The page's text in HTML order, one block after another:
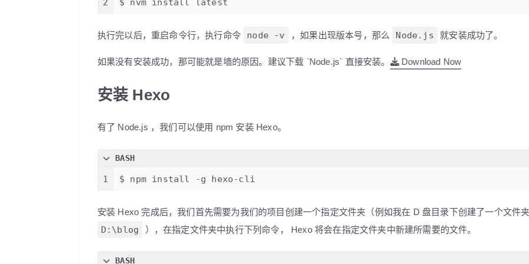
2
$ nvm install latest
执行完以后，重启命令行，执行命令 node -v ，如果出现版本号，那么 Node.js 就安装成功了。
如果没有安装成功，那可能就是墙的原因。建议下载 `Node.js` 直接安装。 Download Now
安装 Hexo
有了 Node.js ，我们可以使用 npm 安装 Hexo。
BASH
1 $ npm install -g hexo-cli
安装 Hexo 完成后，我们首先需要为我们的项目创建一个指定文件夹 （例如我在 D 盘目录下创建了一个文件夹
D:\blog
），在指定文件夹中执行下列命令， Hexo 将会在指定文件夹中新建所需要的文件。
BASH